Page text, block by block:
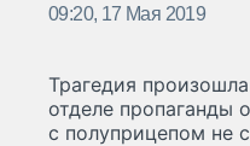
09:20, 17 Мая 2019
Трагедия
отделе пропаганды
с полуприцепом не